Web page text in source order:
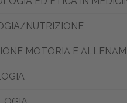
NUTRIZIONE
MOTORIA E